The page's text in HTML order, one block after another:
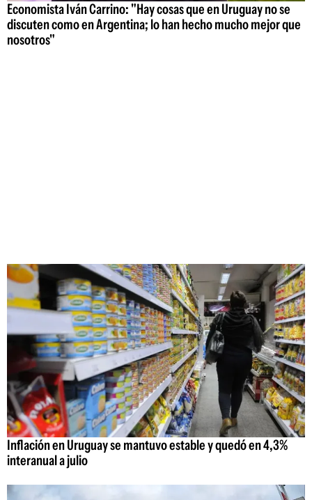
Economista Iván Carrino: "Hay cosas que en Uruguay no se
discuten como en Argentina; lo han hecho mucho mejor que
nosotros"
Inflación en Uruguay se mantuvo estable y quedó en 4,3%
interanual a julio